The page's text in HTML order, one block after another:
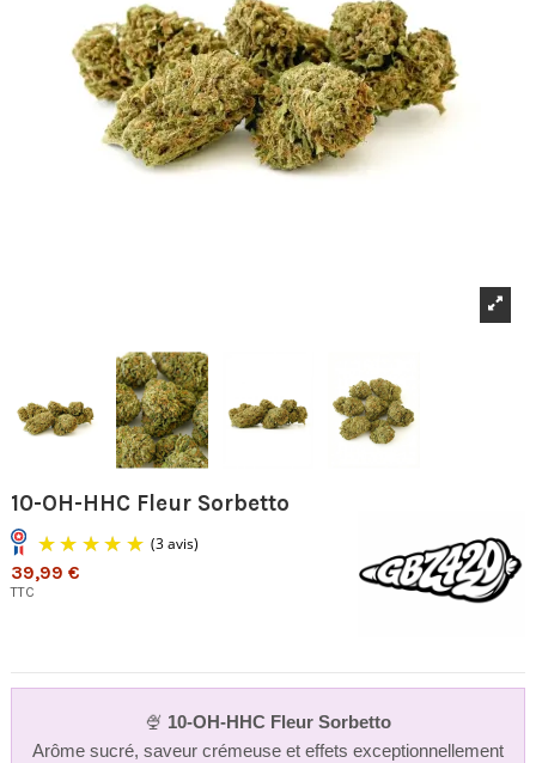
10-OH-HHC Fleur Sorbetto
(3 avis)
39,99 €
TTC
🍨 10-OH-HHC Fleur Sorbetto
Arôme sucré, saveur crémeuse et effets exceptionnellement